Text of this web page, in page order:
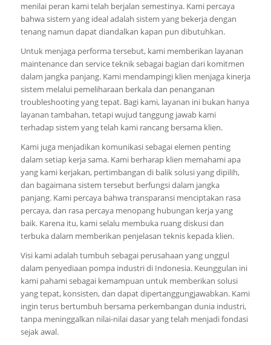
menilai peran kami telah berjalan semestinya. Kami percaya
bahwa sistem yang ideal adalah sistem yang bekerja dengan
tenang namun dapat diandalkan kapan pun dibutuhkan.
Untuk menjaga performa tersebut, kami memberikan layanan
maintenance dan service teknik sebagai bagian dari komitmen
dalam jangka panjang. Kami mendampingi klien menjaga kinerja
sistem melalui pemeliharaan berkala dan penanganan
troubleshooting yang tepat. Bagi kami, layanan ini bukan hanya
layanan tambahan, tetapi wujud tanggung jawab kami
terhadap sistem yang telah kami rancang bersama klien.
Kami juga menjadikan komunikasi sebagai elemen penting
dalam setiap kerja sama. Kami berharap klien memahami apa
yang kami kerjakan, pertimbangan di balik solusi yang dipilih,
dan bagaimana sistem tersebut berfungsi dalam jangka
panjang. Kami percaya bahwa transparansi menciptakan rasa
percaya, dan rasa percaya menopang hubungan kerja yang
baik. Karena itu, kami selalu membuka ruang diskusi dan
terbuka dalam memberikan penjelasan teknis kepada klien.
Visi kami adalah tumbuh sebagai perusahaan yang unggul
dalam penyediaan pompa industri di Indonesia. Keunggulan ini
kami pahami sebagai kemampuan untuk memberikan solusi
yang tepat, konsisten, dan dapat dipertanggungjawabkan. Kami
ingin terus bertumbuh bersama perkembangan dunia industri,
tanpa meninggalkan nilai-nilai dasar yang telah menjadi fondasi
sejak awal.